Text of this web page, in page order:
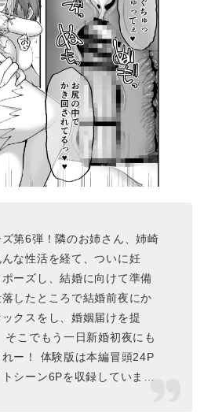
第6弾！隣のお姉さん、姉崎
な性活を経て、ついに妊
ーズし、結婚に向けて準備
したところで結婚前夜にか
クスをし、婚姻届けを提
そこでもう一日新婚初夜にも
ー！ 体験版は本編冒頭24P
トシーン6Pを収録していま…